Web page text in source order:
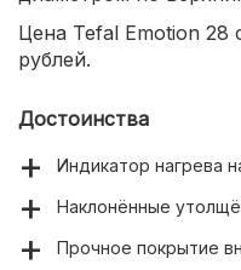
Цена Tefal Emotion 28
рублей.
Достоинства
Индикатор нагрева
Наклонённые
Прочное покрытие